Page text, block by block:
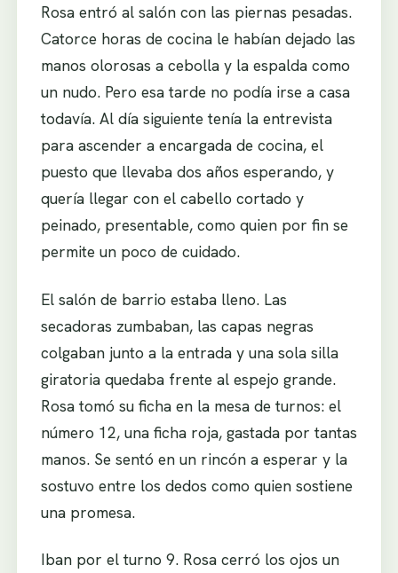
Rosa entró al salón con las piernas pesadas.
Catorce horas de cocina le habían dejado las
manos olorosas a cebolla y la espalda como
un nudo. Pero esa tarde no podía irse a casa
todavía. Al día siguiente tenía la entrevista
para ascender a encargada de cocina, el
puesto que llevaba dos años esperando, y
quería llegar con el cabello cortado y
peinado, presentable, como quien por fin se
permite un poco de cuidado.
El salón de barrio estaba lleno. Las
secadoras zumbaban, las capas negras
colgaban junto a la entrada y una sola silla
giratoria quedaba frente al espejo grande.
Rosa tomó su ficha en la mesa de turnos: el
número 12, una ficha roja, gastada por tantas
manos. Se sentó en un rincón a esperar y la
sostuvo entre los dedos como quien sostiene
una promesa.
Iban por el turno 9. Rosa cerró los ojos un